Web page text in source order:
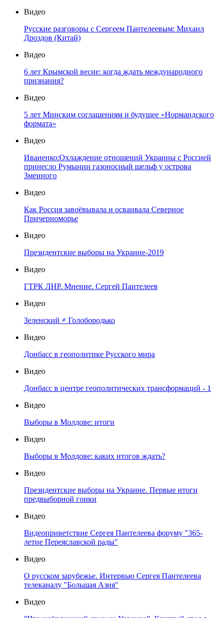
Видео
Русские разговоры с Сергеем Пантелеевым: Михаил
Дроздов (Китай)
Видео
6 лет Крымской весне: когда ждать международного
признания?
Видео
5 лет Минским соглашениям и будущее «Нормандского
формата»
Видео
Иваненко:Охлаждение отношений Украины с Россией
принесло Румынии газоносный шельф у острова
Змеиного
Видео
Как Россия завоёвывала и осваивала Северное
Причерноморье
Видео
Президентские выборы на Украине-2019
Видео
ГТРК ЛНР. Мнение. Сергей Пантелеев
Видео
Зеленский ≠ Голобородько
Видео
Донбасс в геополитике Русского мира
Видео
Донбасс в центре геополитических трансформаций - 1
Видео
Выборы в Молдове: итоги
Видео
Выборы в Молдове: каких итогов ждать?
Видео
Президентские выборы на Украине. Первые итоги
предвыборной гонки
Видео
Видеоприветствие Сергея Пантелеева форуму "365-
летие Переяславской рады"
Видео
О русском зарубежье. Интервью Сергея Пантелеева
телеканалу "Большая Азия"
Видео